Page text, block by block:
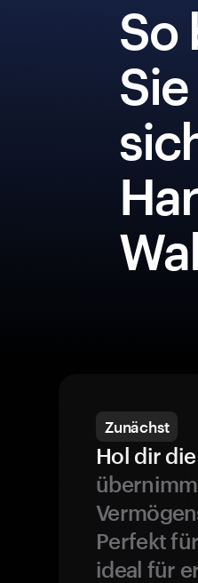
So
Zunächst
Hol dir
Perfekt
ideal für